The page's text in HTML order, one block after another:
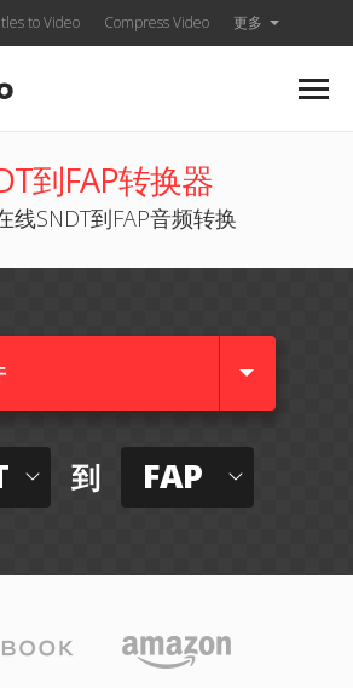
to Video Compress Video 更多
到FAP转换器
线SNDT到FAP音频转换
到 FAP